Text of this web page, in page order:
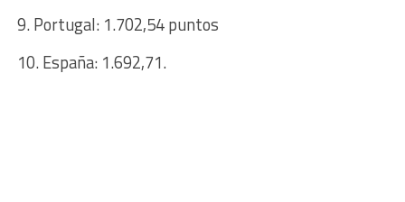
9. Portugal: 1.702,54 puntos
10. España: 1.692,71.